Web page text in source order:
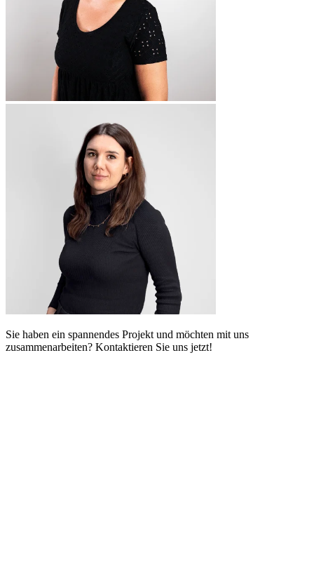
Sie haben ein spannendes Projekt und möchten mit uns
zusammenarbeiten? Kontaktieren Sie uns jetzt!